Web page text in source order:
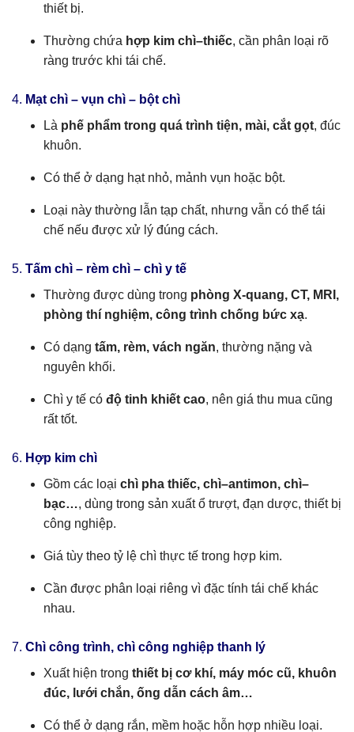
thiết bị.
Thường chứa hợp kim chì–thiếc, cần phân loại rõ
ràng trước khi tái chế.
4. Mạt chì – vụn chì – bột chì
Là phế phẩm trong quá trình tiện, mài, cắt gọt, đúc
khuôn.
Có thể ở dạng hạt nhỏ, mảnh vụn hoặc bột.
Loại này thường lẫn tạp chất, nhưng vẫn có thể tái
chế nếu được xử lý đúng cách.
5. Tấm chì – rèm chì – chì y tế
Thường được dùng trong phòng X-quang, CT, MRI,
phòng thí nghiệm, công trình chống bức xạ.
Có dạng tấm, rèm, vách ngăn, thường nặng và
nguyên khối.
Chì y tế có độ tinh khiết cao, nên giá thu mua cũng
rất tốt.
6. Hợp kim chì
Gồm các loại chì pha thiếc, chì–antimon, chì–
bạc…, dùng trong sản xuất ổ trượt, đạn dược, thiết bị
công nghiệp.
Giá tùy theo tỷ lệ chì thực tế trong hợp kim.
Cần được phân loại riêng vì đặc tính tái chế khác
nhau.
7. Chì công trình, chì công nghiệp thanh lý
Xuất hiện trong thiết bị cơ khí, máy móc cũ, khuôn
đúc, lưới chắn, ống dẫn cách âm…
Có thể ở dạng rắn, mềm hoặc hỗn hợp nhiều loại.